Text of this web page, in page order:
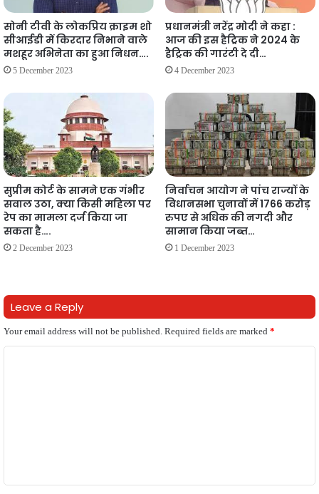
सोनी टीवी के लोकप्रिय क्राइम शो
सीआईडी में किरदार निभाने वाले
मशहूर अभिनेता का हुआ निधन….
5 December 2023
प्रधानमंत्री नरेंद्र मोदी ने कहा :
आज की इस हैट्रिक ने 2024 के
हैट्रिक की गारंटी दे दी…
4 December 2023
सुप्रीम कोर्ट के सामने एक गंभीर
सवाल उठा, क्या किसी महिला पर
रेप का मामला दर्ज किया जा
सकता है….
2 December 2023
निर्वाचन आयोग ने पांच राज्यों के
विधानसभा चुनावों में 1766 करोड़
रुपए से अधिक की नगदी और
सामान किया जब्त…
1 December 2023
Leave a Reply
Your email address will not be published. Required fields are marked *
t